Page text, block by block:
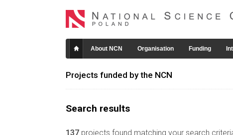
About NCN Organisation Funding
Projects funded by the NCN
Search results
137 projects found matching your search